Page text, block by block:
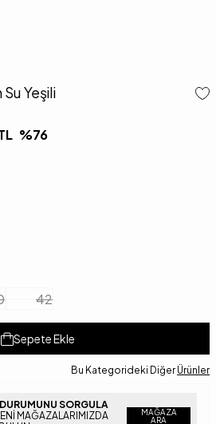
Yeşili
%76
42
Sepete Ekle
Bu Kategorideki Diğer Ürünler
SORGULA
MAĞAZALARIMIZDA
MAĞAZA
ARA